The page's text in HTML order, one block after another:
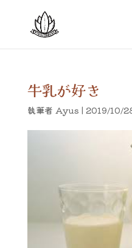
牛乳が好き
執筆者 Ayus | 2019/10/